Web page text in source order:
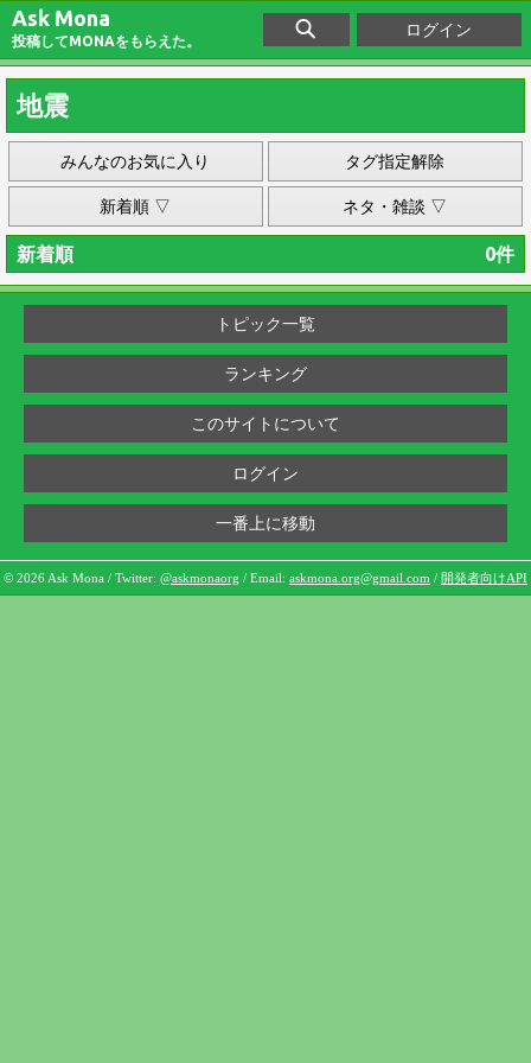
Ask Mona
投稿してMONAをもらえた。
ログイン
地震
みんなのお気に入り タグ指定解除
新着順 ▽ ネタ・雑談 ▽
新着順 0件
トピック一覧
ランキング
このサイトについて
ログイン
一番上に移動
© 2026 Ask Mona / Twitter: @askmonaorg / Email: askmona.org@gmail.com / 開発者向けAPI